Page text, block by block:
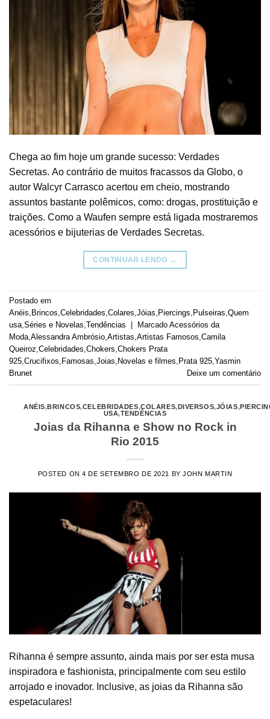
Chega ao fim hoje um grande sucesso: Verdades
Secretas. Ao contrário de muitos fracassos da Globo, o
autor Walcyr Carrasco acertou em cheio, mostrando
assuntos bastante polêmicos, como: drogas, prostituição e
traições. Como a Waufen sempre está ligada mostraremos
acessórios e bijuterias de Verdades Secretas.
CONTINUAR LENDO →
Postado em
Anéis, Brincos,Celebridades,Colares,Jóias, Piercings, Pulseiras,Quem
usa,Séries e Novelas,Tendências Marcado Acessórios da
Moda,Alessandra Ambrósio,Artistas,Artistas Famosos,Camila
Queiroz,Celebridades,Chokers,Chokers Prata
925,Crucifixos, Famosas,Joias, Novelas e filmes, Prata 925,Yasmin
Brunet
Deixe um comentário
ANÉIS,BRINCOS,CELEBRIDADES,COLARES,DIVERSOS,JÓIAS,
USA,TENDÊNCIAS
Joias da Rihanna e Show no Rock in
Rio 2015
POSTED ON4 DE SETEMBRO DE 2021 BYJOHN MARTIN
Rihanna é sempre assunto, ainda mais por ser esta musa
inspiradora e fashionista, principalmente com seu estilo
arrojado e inovador. Inclusive, as joias da Rihanna são
espetaculares!